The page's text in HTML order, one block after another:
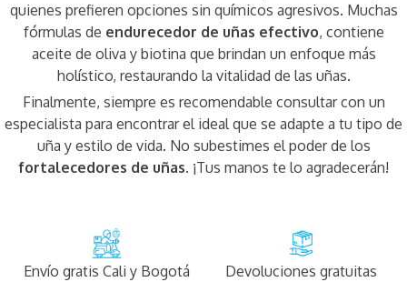
quienes prefieren opciones sin químicos agresivos. Muchas
fórmulas de endurecedor de uñas efectivo, contiene
aceite de oliva y biotina que brindan un enfoque más
holístico, restaurando la vitalidad de las uñas.
Finalmente, siempre es recomendable consultar con un
especialista para encontrar el ideal que se adapte a tu tipo de
uña y estilo de vida. No subestimes el poder de los
fortalecedores de uñas. ¡Tus manos te lo agradecerán!
Envío gratis Cali y Bogotá Devoluciones gratuitas